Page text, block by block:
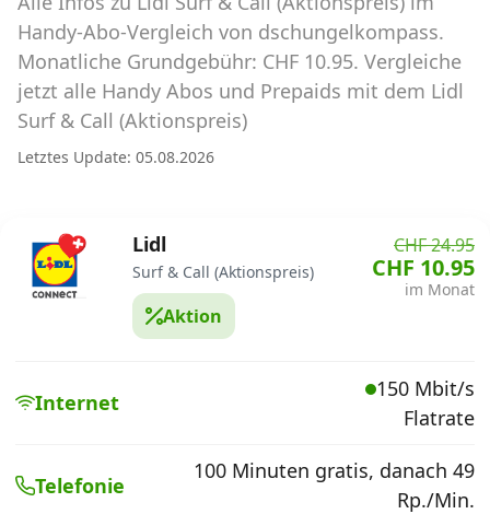
Abos für Tablets, Hotspots und Smart
Watches
Tarifrechner Handy-Abo
Der gute alte Tarifrechner im neuen Design
Alle Anbieter
Mobilfunknetz Schweiz
Roaming-Tarife abfragen
Handy-Abo-Vergleich von dschungelkompass.
Monatliche Grundgebühr: CHF 10.95. Vergleiche
jetzt alle Handy Abos und Prepaids mit dem Lidl
Surf & Call (Aktionspreis)
Letztes Update: 05.08.2026
Lidl
Surf & Call (Aktionspreis)
Aktion
CHF 24.95
CHF 10.95
im Monat
Internet
150 Mbit/s
Flatrate
Telefonie
100 Minuten gratis, danach 49
Rp./Min.